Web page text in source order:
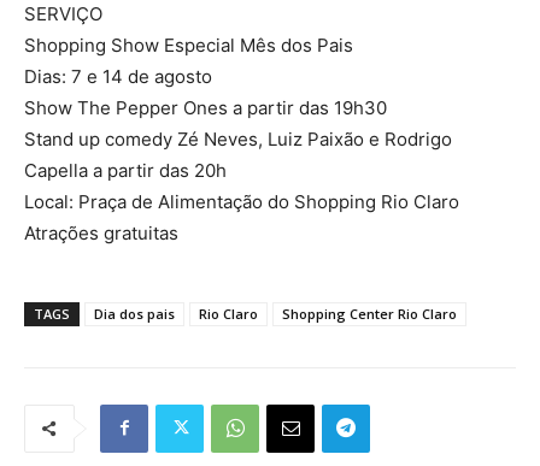
SERVIÇO
Shopping Show Especial Mês dos Pais
Dias: 7 e 14 de agosto
Show The Pepper Ones a partir das 19h30
Stand up comedy Zé Neves, Luiz Paixão e Rodrigo
Capella a partir das 20h
Local: Praça de Alimentação do Shopping Rio Claro
Atrações gratuitas
TAGS Dia dos pais Rio Claro Shopping Center Rio Claro